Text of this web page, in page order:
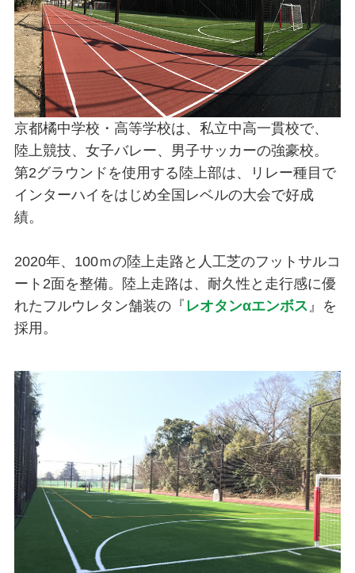
京都橘中学校・高等学校は、私立中高一貫校で、
陸上競技、女子バレー、男子サッカーの強豪校。
第2グラウンドを使用する陸上部は、リレー種目で
インターハイをはじめ全国レベルの大会で好成
績。
2020年、100ｍの陸上走路と人工芝のフットサルコ
ート2面を整備。陸上走路は、耐久性と走行感に優
れたフルウレタン舗装の『 レオタンαエンボス 』を
採用。